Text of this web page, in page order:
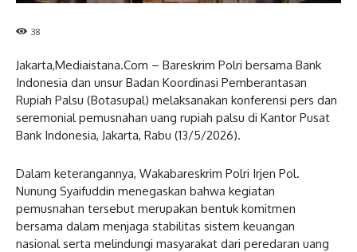
38
Jakarta,Mediaistana.Com – Bareskrim Polri bersama Bank
Indonesia dan unsur Badan Koordinasi Pemberantasan
Rupiah Palsu (Botasupal) melaksanakan konferensi pers dan
seremonial pemusnahan uang rupiah palsu di Kantor Pusat
Bank Indonesia, Jakarta, Rabu (13/5/2026).
Dalam keterangannya, Wakabareskrim Polri Irjen Pol.
Nunung Syaifuddin menegaskan bahwa kegiatan
pemusnahan tersebut merupakan bentuk komitmen
bersama dalam menjaga stabilitas sistem keuangan
nasional serta melindungi masyarakat dari peredaran uang